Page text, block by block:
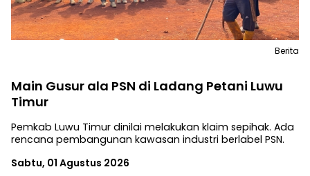
Main Gusur ala PSN di Ladang Petani Luwu
Timur
Pemkab Luwu Timur dinilai melakukan klaim sepihak. Ada
rencana pembangunan kawasan industri berlabel PSN.
Sabtu, 01 Agustus 2026
Berita